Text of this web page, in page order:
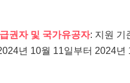
권자 및 국가유공자: 지원 기
년 10월 11일부터 2024년